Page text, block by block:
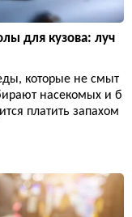
для кузова: луч
которые не смыт
насекомых и б
платить запахом